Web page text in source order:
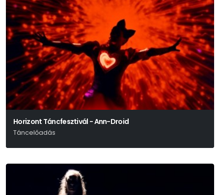
Horizont Táncfesztivál - Ann-Droid
Táncelőadás